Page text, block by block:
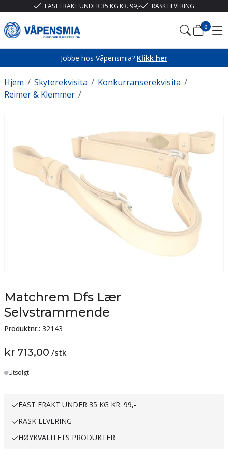
FAST FRAKT UNDER 35 KG KR. 99,- RASK LEVERING
0
Jobbe hos Våpensmia? Klikk her
/
Hjem /
Skyterekvisita /
Konkurranserekvisita
/
Reimer & Klemmer
Matchrem Dfs Lær
Selvstrammende
Produktnr.: 32143
kr 713,00 /stk
Utsolgt
FAST FRAKT UNDER 35 KG KR. 99,-
RASK LEVERING
HØYKVALITETS PRODUKTER